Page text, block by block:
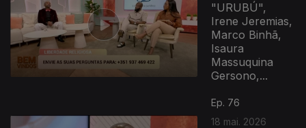
"URUBÚ",
Irene Jeremias,
Marco Binhã,
Isaura
Massuquina
Gersono,...
Ep. 76
18 mai. 2026